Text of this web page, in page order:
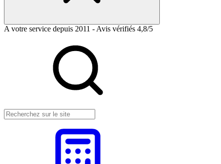
A votre service depuis 2011 - Avis vérifiés 4,8/5